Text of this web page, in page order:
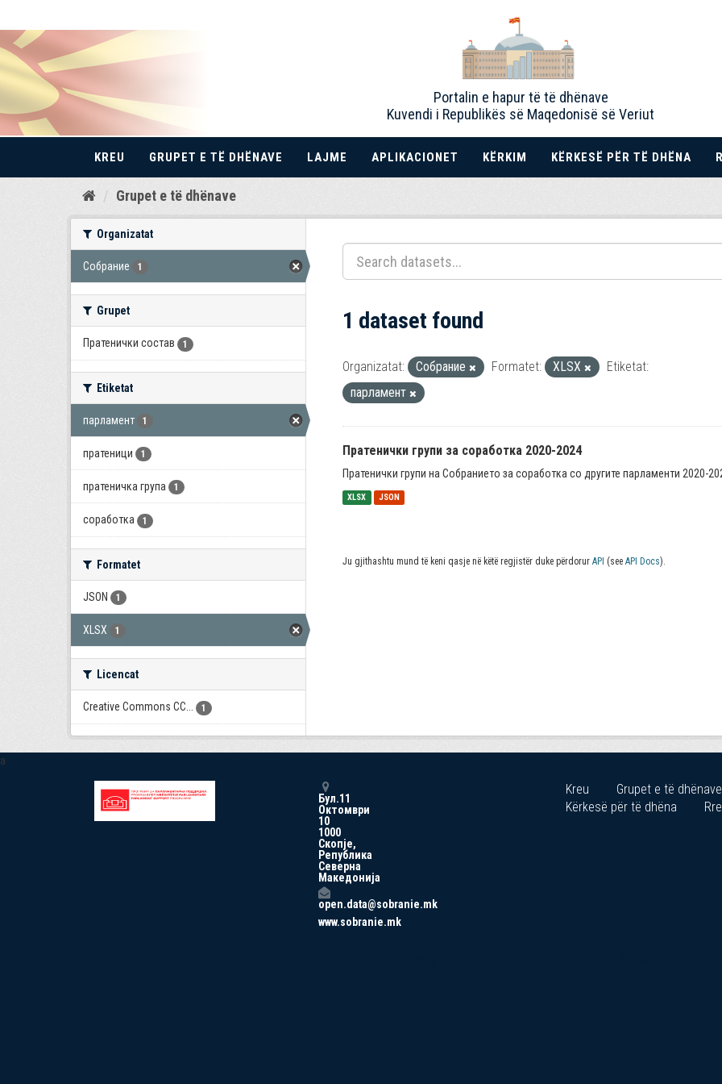
Kalo
Portalin e hapur të të dhënave
Kuvendi i Republikës së Maqedonisë së Veriut
KREU GRUPET E TË DHËNAVE LAJME APLIKACIONET KËRKIM KËRKESË PËR TË DHËNA
Grupet e të dhënave
Organizatat
Собрание 1
Grupet
Пратенички состав 1
Etiketat
парламент 1
пратеници 1
пратеничка група 1
соработка 1
Formatet
JSON 1
XLSX 1
Licencat
Creative Commons CC... 1
1 dataset found
Organizatat: Собрание Formatet: XLSX
Etiketat:
парламент
Пратенички групи за соработка 2020-2024
Пратенички групи на Собранието за соработка со другите парламенти 2020-
XLSX JSON
Ju gjithashtu mund të keni qasje në këtë regjistër duke përdorur API (see API Docs).
a
Бул.11
Октомври
10
1000
Скопје,
Република
Северна
Македонија
open.data@sobranie.mk
www.sobranie.mk
Kreu
Grupet e të dhënave
Kërkesë për të dhëna